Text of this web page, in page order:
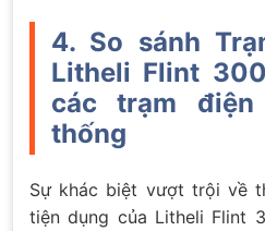
4. So sánh
Litheli Flint
các trạm
thống
Sự khác biệt vượt trội về
tiện dụng của Litheli Flint